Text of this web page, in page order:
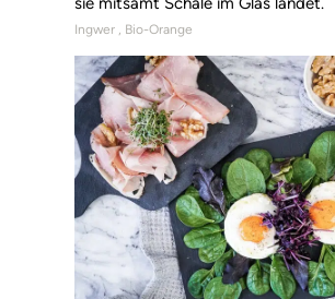
Ingwer Bio-Orange